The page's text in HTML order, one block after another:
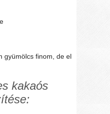
gyümölcs finom, de el
kakaós